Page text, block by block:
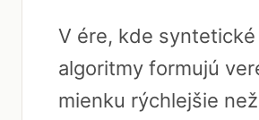
V ére, kde syntetické
algoritmy formujú
mienku rýchlejšie